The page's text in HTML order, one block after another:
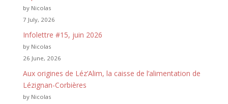
by Nicolas
7 July, 2026
Infolettre #15, juin 2026
by Nicolas
26 June, 2026
Aux origines de Léz’Alim, la caisse de l’alimentation de
Lézignan-Corbières
by Nicolas